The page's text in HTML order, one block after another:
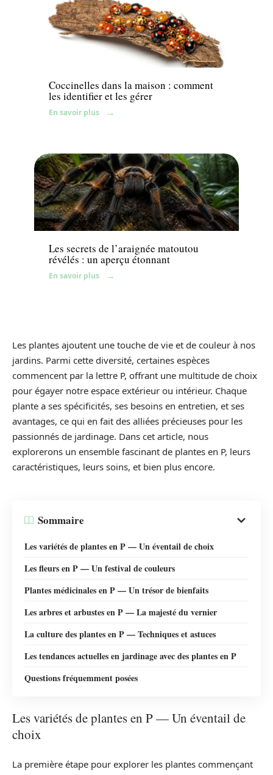
Coccinelles dans la maison : comment
les identifier et les gérer
En savoir plus
Jardin
Les secrets de l’araignée matoutou
révélés : un aperçu étonnant
En savoir plus
Les plantes ajoutent une touche de vie et de couleur à nos
jardins. Parmi cette diversité, certaines espèces
commencent par la lettre P, offrant une multitude de choix
pour égayer notre espace extérieur ou intérieur. Chaque
plante a ses spécificités, ses besoins en entretien, et ses
avantages, ce qui en fait des alliées précieuses pour les
passionnés de jardinage. Dans cet article, nous
explorerons un ensemble fascinant de plantes en P, leurs
caractéristiques, leurs soins, et bien plus encore.
Sommaire
Les variétés de plantes en P — Un éventail de choix
Les fleurs en P — Un festival de couleurs
Plantes médicinales en P — Un trésor de bienfaits
Les arbres et arbustes en P — La majesté du vernier
La culture des plantes en P — Techniques et astuces
Les tendances actuelles en jardinage avec des plantes en P
Questions fréquemment posées
Les variétés de plantes en P — Un éventail de
choix
La première étape pour explorer les plantes commençant